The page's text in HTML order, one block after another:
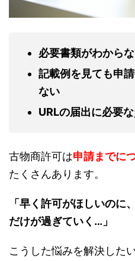
必要書類がわから
記載例を見ても申
ない
URLの届出に必要
古物商許可は申請までに
たくさんあります。
「早く許可がほしいのに
だけが過ぎていく…」
こうした悩みを解決した